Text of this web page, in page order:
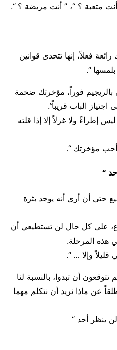
أنت متعبة ؟ “، ” أنت مريضة ؟ “.
فعلاً، إنها تتحدى قوانين
“.
بالريجيم فوراً، مؤخرتك ضخمة
الباب قريباً”.
إطراءً ولا غزلاً إلا إذا قلته
أحب مؤخرتك “.
حتى أن أرى أنه يوجد بثرة
على كل حال لن تستطيعي أن
هذه المرحلة.
قليلاً وإلا … “.
أن تبدوا، بالنسبة لنا
عن ماذا نريد أن نتكلم مهما
ينظر أحد “